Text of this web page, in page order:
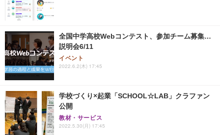
全国中学高校Webコンテスト、参加チーム募集…
説明会6/11
イベント
2022.6.2(木) 17:45
学校づくり×起業「SCHOOL☆LAB」クラファン
公開
教材・サービス
2022.5.30(月) 17:45